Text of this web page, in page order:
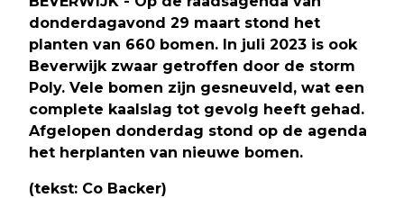
donderdagavond 29 maart stond het
planten van 660 bomen. In juli 2023 is ook
Beverwijk zwaar getroffen door de storm
Poly. Vele bomen zijn gesneuveld, wat een
complete kaalslag tot gevolg heeft gehad.
Afgelopen donderdag stond op de agenda
het herplanten van nieuwe bomen.
(tekst: Co Backer)